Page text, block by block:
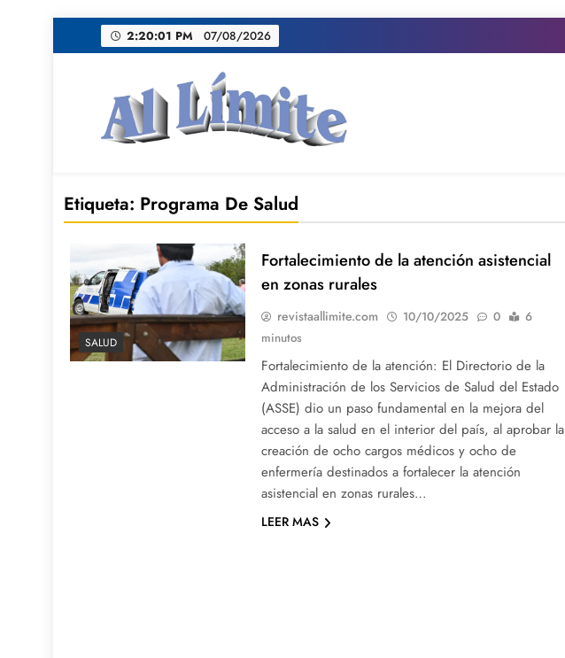
al
2:20:02 PM 07/08/2026
Etiqueta: Programa De Salud
SALUD
Fortalecimiento de la atención asistencial
en zonas rurales
revistaallimite.com 10/10/2025 0
6
minutos
Fortalecimiento de la atención: El Directorio de la
Administración de los Servicios de Salud del Estado
(ASSE) dio un paso fundamental en la mejora del
acceso a la salud en el interior del país, al aprobar la
creación de ocho cargos médicos y ocho de
enfermería destinados a fortalecer la atención
asistencial en zonas rurales…
LEER MAS